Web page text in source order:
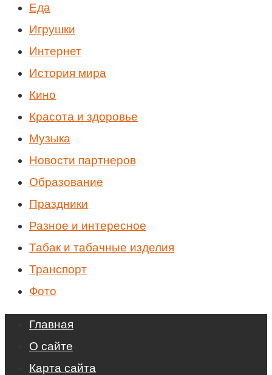
Еда
Игрушки
Интернет
История мира
Кино
Красота и здоровье
Музыка
Новости партнеров
Образование
Праздники
Разное и интересное
Табак и табачные изделия
Транспорт
Фото
Главная
О сайте
Карта сайта